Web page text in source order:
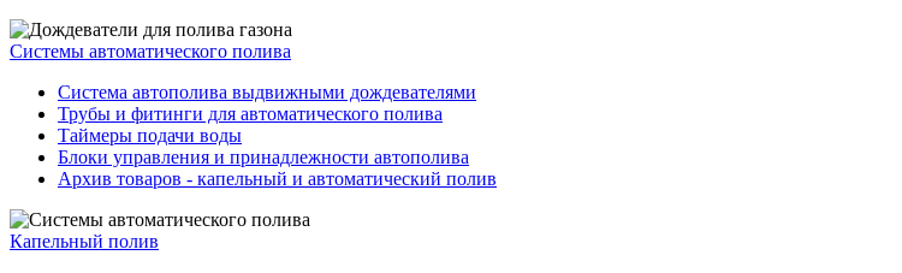
Системы автоматического полива
Система автополива выдвижными дождевателями
Трубы и фитинги для автоматического полива
Таймеры подачи воды
Блоки управления и принадлежности автополива
Архив товаров - капельный и автоматический полив
Капельный полив